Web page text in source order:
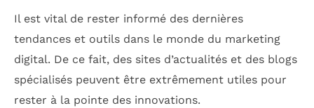
Il est vital de rester informé des dernières
tendances et outils dans le monde du marketing
digital. De ce fait, des sites d’actualités et des blogs
spécialisés peuvent être extrêmement utiles pour
rester à la pointe des innovations.